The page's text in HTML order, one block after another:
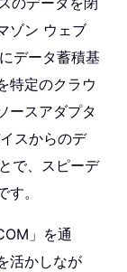
ゾン ウェブ
データ蓄積基
特定のクラウ
ースアダプタ
スからのデ
で、スピーデ
。
」を通
活かしなが